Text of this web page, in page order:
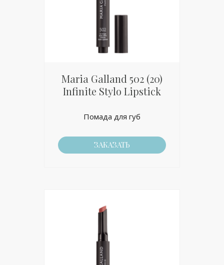
Maria Galland 502 (20)
Infinite Stylo Lipstick
Помада для губ
ЗАКАЗАТЬ